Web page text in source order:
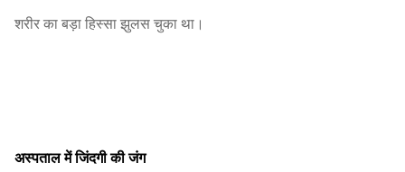
शरीर का बड़ा हिस्सा झुलस चुका था।
अस्पताल में जिंदगी की जंग